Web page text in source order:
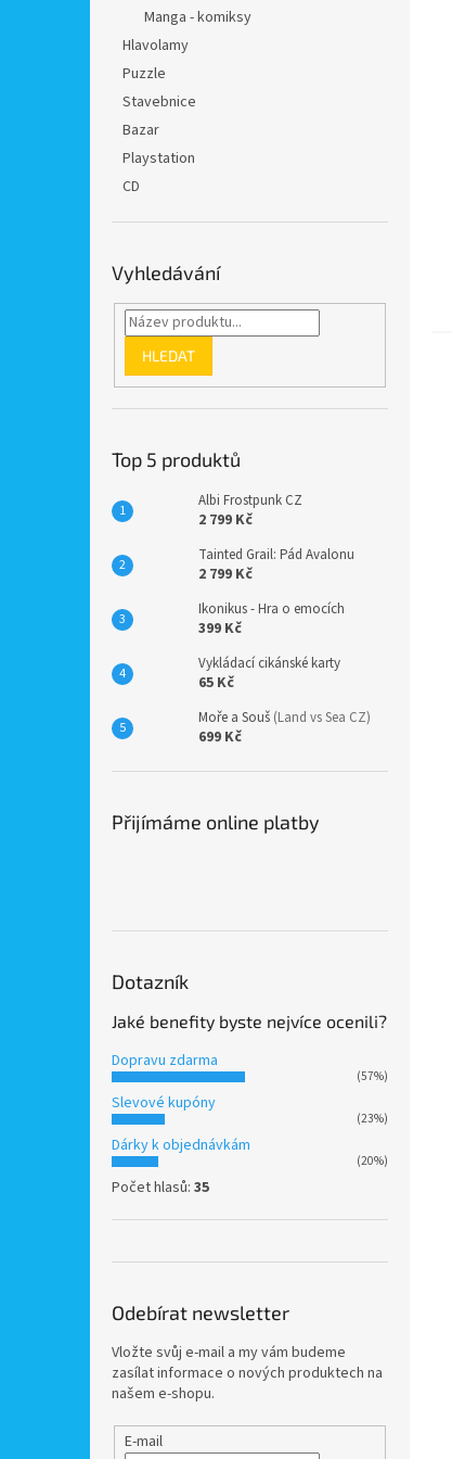
Manga - komiksy
Hlavolamy
Puzzle
Stavebnice
Bazar
Playstation
CD
Vyhledávání
HLEDAT
Top 5 produktů
Albi Frostpunk CZ
2 799 Kč
Tainted Grail: Pád Avalonu
2 799 Kč
Ikonikus - Hra o emocích
399 Kč
Vykládací cikánské karty
65 Kč
Moře a Souš (Land vs Sea CZ)
699 Kč
Přijímáme online platby
Dotazník
Jaké benefity byste nejvíce ocenili?
Dopravu zdarma
(57%)
Slevové kupóny
(23%)
Dárky k objednávkám
(20%)
Počet hlasů: 35
Odebírat newsletter
Vložte svůj e-mail a my vám budeme
zasílat informace o nových produktech na
našem e-shopu.
E-mail